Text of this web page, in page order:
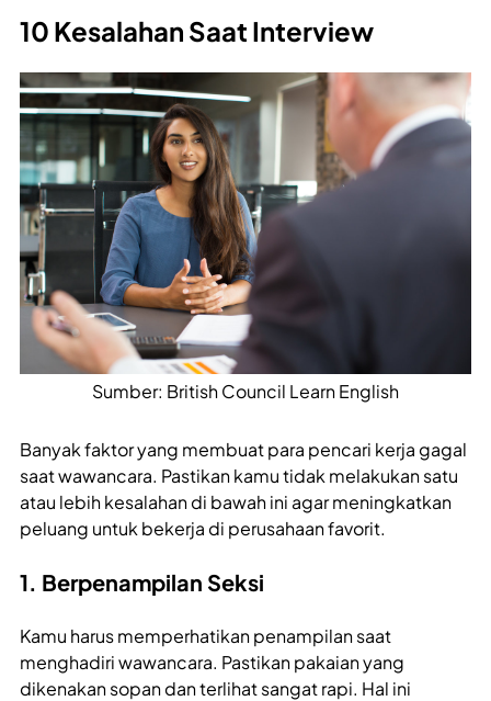
10 Kesalahan Saat Interview
Sumber: British Council Learn English
Banyak faktor yang membuat para pencari kerja gagal
saat wawancara. Pastikan kamu tidak melakukan satu
atau lebih kesalahan di bawah ini agar meningkatkan
peluang untuk bekerja di perusahaan favorit.
1. Berpenampilan Seksi
Kamu harus memperhatikan penampilan saat
menghadiri wawancara. Pastikan pakaian yang
dikenakan sopan dan terlihat sangat rapi. Hal ini